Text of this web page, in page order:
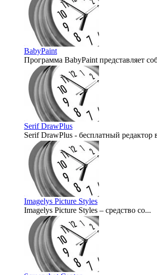
BabyPaint
Программа BabyPaint представляет
2008-04-03
Serif DrawPlus
Serif DrawPlus - бесплатный редактор
2007-12-27
Imagelys Picture Styles
Imagelys Picture Styles – средство со...
2007-11-02